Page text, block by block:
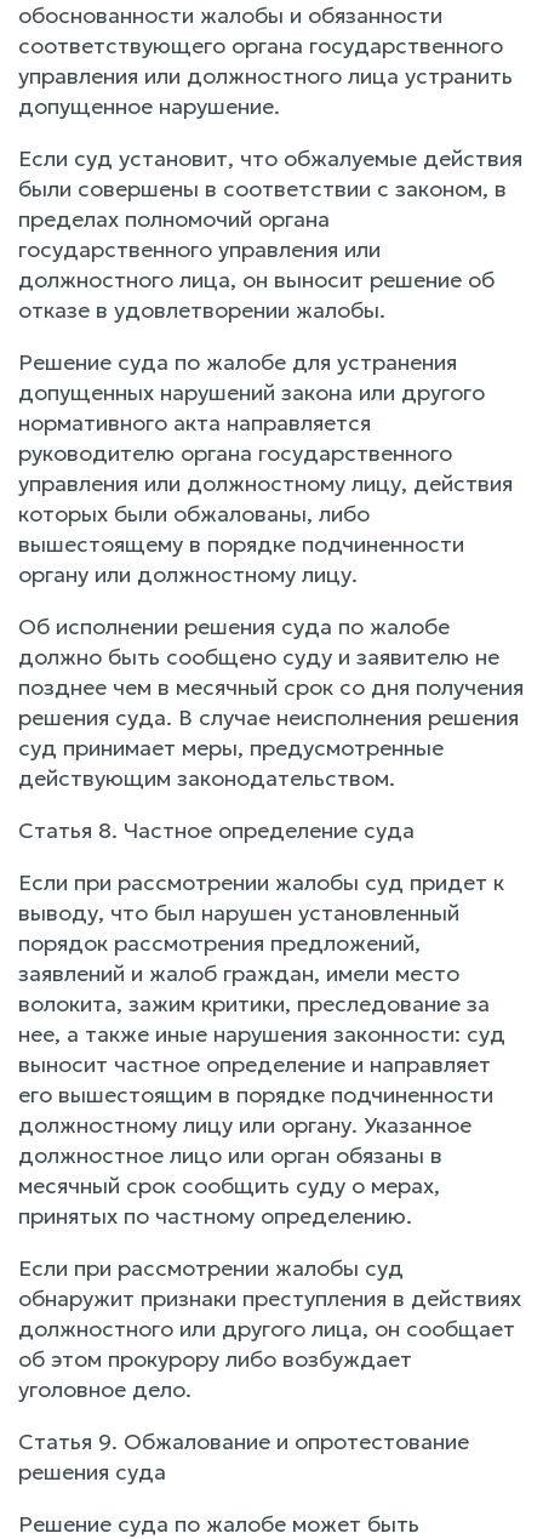
обоснованности жалобы и обязанности
соответствующего органа государственного
управления или должностного лица устранить
допущенное нарушение.
Если суд установит, что обжалуемые действия
были совершены в соответствии с законом, в
пределах полномочий органа
государственного управления или
должностного лица, он выносит решение об
отказе в удовлетворении жалобы.
Решение суда по жалобе для устранения
допущенных нарушений закона или другого
нормативного акта направляется
руководителю органа государственного
управления или должностному лицу, действия
которых были обжалованы, либо
вышестоящему в порядке подчиненности
органу или должностному лицу.
Об исполнении решения суда по жалобе
должно быть сообщено суду и заявителю не
позднее чем в месячный срок со дня получения
решения суда. В случае неисполнения решения
суд принимает меры, предусмотренные
действующим законодательством.
Статья 8. Частное определение суда
Если при рассмотрении жалобы суд придет к
выводу, что был нарушен установленный
порядок рассмотрения предложений,
заявлений и жалоб граждан, имели место
волокита, зажим критики, преследование за
нее, а также иные нарушения законности: суд
выносит частное определение и направляет
его вышестоящим в порядке подчиненности
должностному лицу или органу. Указанное
должностное лицо или орган обязаны в
месячный срок сообщить суду о мерах,
принятых по частному определению.
Если при рассмотрении жалобы суд
обнаружит признаки преступления в действиях
должностного или другого лица, он сообщает
об этом прокурору либо возбуждает
уголовное дело.
Статья 9. Обжалование и опротестование
решения суда
Решение суда по жалобе может быть